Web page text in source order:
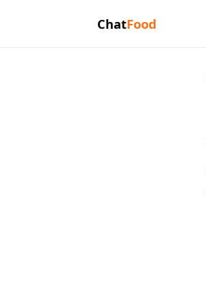
ChatFood